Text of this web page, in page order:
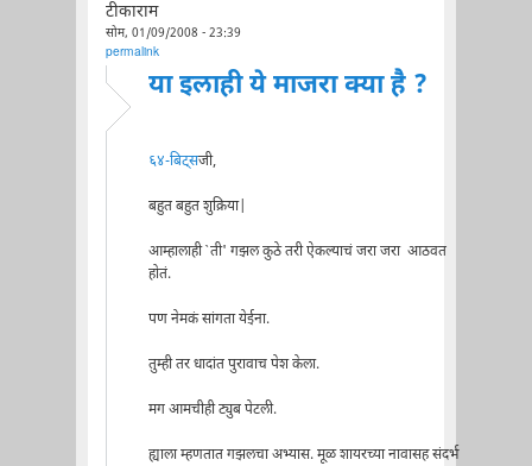
टीकाराम
सोम, 01/09/2008 - 23:39
permalink
या इलाही ये माजरा क्या है ?
६४-बिट्सजी,
बहुत बहुत शुक्रिया|
आम्हालाही `ती' गझल कुठे तरी ऐकल्याचं जरा जरा आठवत
होतं.
पण नेमकं सांगता येईना.
तुम्ही तर धादांत पुरावाच पेश केला.
मग आमचीही ट्युब पेटली.
ह्याला म्हणतात गझलचा अभ्यास. मूळ शायरच्या नावासह संदर्भ